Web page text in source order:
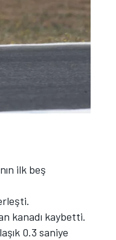
ilk beş
kanadı kaybetti.
0.3 saniye